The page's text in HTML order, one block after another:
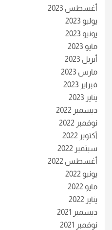
أغسطس 2023
يوليو 2023
يونيو 2023
مايو 2023
أبريل 2023
مارس 2023
فبراير 2023
يناير 2023
ديسمبر 2022
نوفمبر 2022
أكتوبر 2022
سبتمبر 2022
أغسطس 2022
يونيو 2022
مايو 2022
يناير 2022
ديسمبر 2021
نوفمبر 2021